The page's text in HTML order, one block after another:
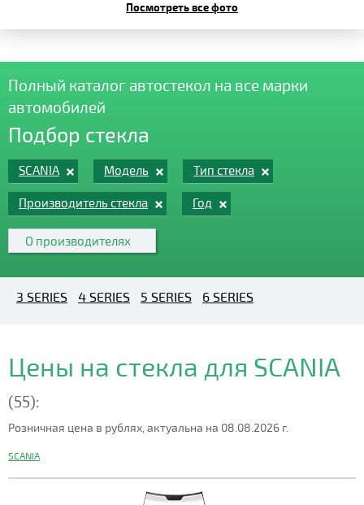
Посмотреть все фото
Полный каталог автостекол на все марки
автомобилей
Подбор стекла
SCANIA Модель Тип стекла
Производитель стекла Год
О производителях
3 SERIES 4 SERIES 5 SERIES 6 SERIES
Цены на стекла для SCANIA
(55):
Розничная цена в рублях, актуальна на 08.08.2026 г.
SCANIA